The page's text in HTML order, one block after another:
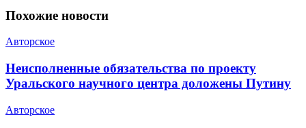
Похожие новости
Авторское
Неисполненные обязательства по проекту
Уральского научного центра доложены Путину
Авторское